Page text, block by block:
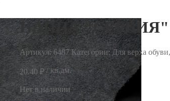
НАППА "СЕРБИЯ"
Артикул:6487 Категории: Для верха
20.40₽/ кв.дм.
Нет в наличии